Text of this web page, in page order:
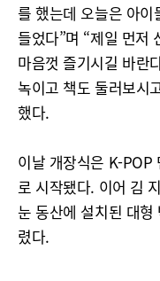
를 했는데 오늘은 아
들었다”며 “제일 먼저
마음껏 즐기시길 바란
녹이고 책도 둘러보시
했다.
이날 개장식은 K-POP
로 시작됐다. 이어 김
눈 동산에 설치된 대
렸다.